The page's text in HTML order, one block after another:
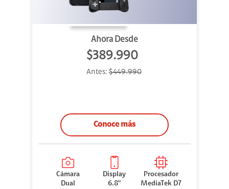
Ahora Desde
$389.990
Antes:$449.990
Conoce más
Cámara
Dual
Display
6.8"
Procesador
MediaTek D7